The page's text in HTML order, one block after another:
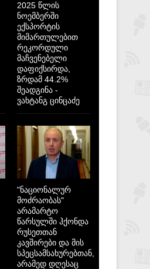
2025 წლის
ნოემბერში
ექსპორტის
მიმართულებით
რეკორდული
მაჩვენებელი
დაფიქსირდა,
ზრდამ 44.2%
შეადგინა -
ვახტანგ ცინცაძე
"ნაციონალურ
მოძრაობას"
არამარტო
წარსულში ჰქონდა
რუსეთთან
კავშირები და მის
სპეცსამსახურებთან,
არამედ დღესაც